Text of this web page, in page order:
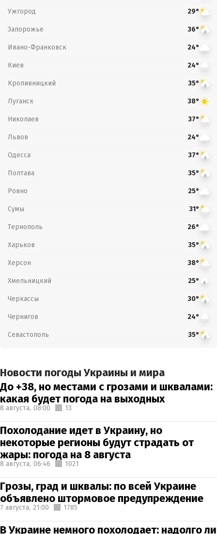
Ужгород 29°
Запорожье 36°
Ивано-Франковск 24°
Киев 24°
Кропивницкий 35°
Луганск 38°
Николаев 37°
Львов 24°
Одесса 37°
Полтава 35°
Ровно 25°
Сумы 31°
Тернополь 26°
Харьков 35°
Херсон 38°
Хмельницкий 25°
Черкассы 30°
Чернигов 24°
Севастополь 35°
Новости погоды Украины и мира
До +38, но местами с грозами и шквалами:
какая будет погода на выходных
8 августа, 08:00 13
Похолодание идет в Украину, но
некоторые регионы будут страдать от
жары: погода на 8 августа
8 августа, 06:46 1021
Грозы, град и шквалы: по всей Украине
объявлено штормовое предупреждение
7 августа, 21:00 1785
В Украине немного похолодает: надолго ли